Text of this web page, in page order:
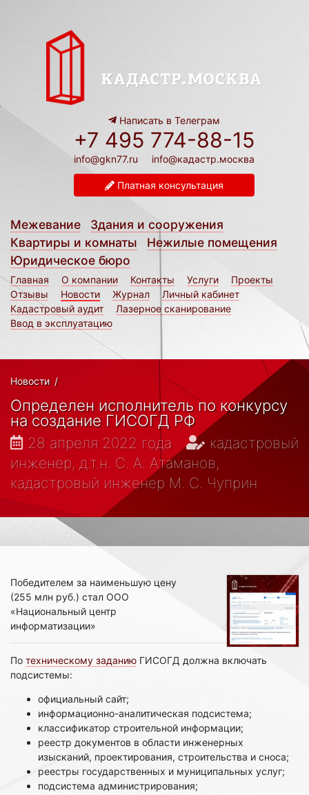
Написать в Телеграм
+7 495 774-88-15
info@gkn77.ru info@кадастр.москва
Платная консультация
Межевание
Здания и сооружения
Квартиры и комнаты
Нежилые помещения
Юридическое бюро
Главная О компании Контакты Услуги
Проекты
Отзывы
Новости Журнал
Личный кабинет
Кадастровый аудит
Лазерное сканирование
Ввод в эксплуатацию
Новости /
Определен исполнитель по конкурсу
на создание ГИСОГД РФ
28 апреля 2022 года
кадастровый
инженер, д.т.н. С. А. Атаманов,
кадастровый инженер М. С. Чуприн
Победителем за наименьшую цену
(255 млн руб.) стал ООО
«Национальный центр
информатизации»
По техническому заданию ГИСОГД должна включать
подсистемы:
официальный сайт;
информационно-аналитическая подсистема;
классификатор строительной информации;
реестр документов в области инженерных
изысканий, проектирования, строительства и сноса;
реестры государственных и муниципальных услуг;
подсистема администрирования;